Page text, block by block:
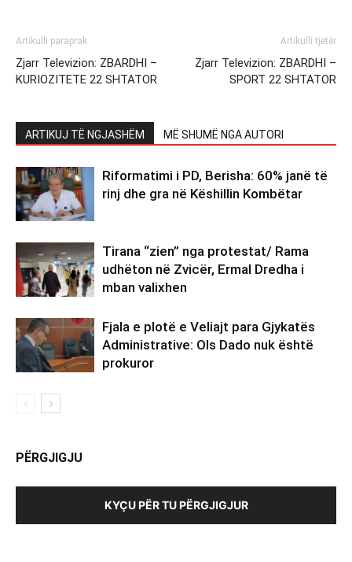
Artikulli paraprak
Zjarr Televizion: ZBARDHI –
KURIOZITETE 22 SHTATOR
Artikulli tjetër
Zjarr Televizion: ZBARDHI –
SPORT 22 SHTATOR
ARTIKUJ TË NGJASHËM MË SHUMË NGA AUTORI
Riformatimi i PD, Berisha: 60% janë të
rinj dhe gra në Këshillin Kombëtar
Tirana “zien” nga protestat/ Rama
udhëton në Zvicër, Ermal Dredha i
mban valixhen
Fjala e plotë e Veliajt para Gjykatës
Administrative: Ols Dado nuk është
prokuror
PËRGJIGJU
KYÇU PËR TU PËRGJIGJUR